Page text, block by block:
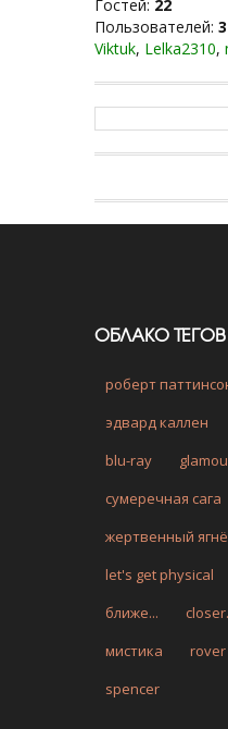
Гостей: 22
Пользователей: 3
Viktuk, Lelka2310,
ОБЛАКО ТЕГОВ
роберт
эдвард каллен
blu-ray
сумеречная сага
жертвенный
let's get physical
ближе...
мистика
rover
spencer